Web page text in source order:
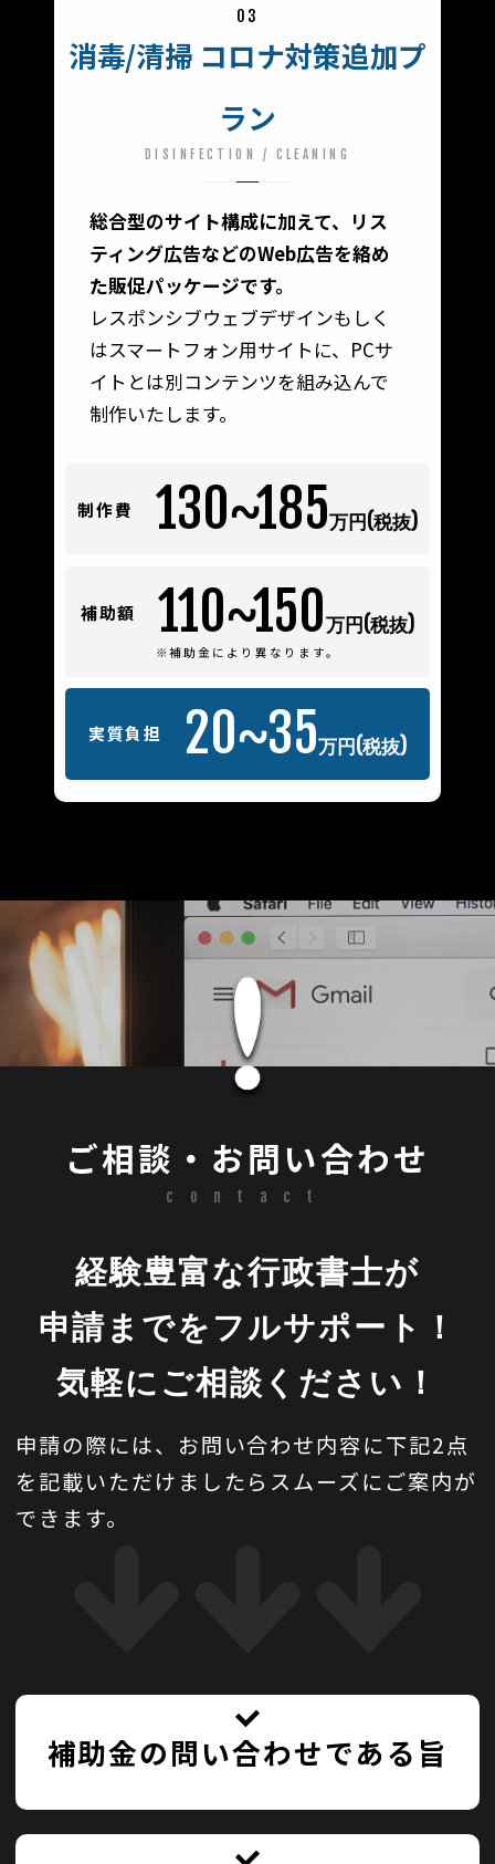
03
消毒/清掃 コロナ対策追加プ
ラン
DISINFECTION / CLEANING
総合型のサイト構成に加えて、リス
ティング広告などのWeb広告を絡め
た販促パッケージです。
レスポンシブウェブデザインもしく
はスマートフォン用サイトに、PCサ
イトとは別コンテンツを組み込んで
制作いたします。
制作費 130~185万円(税抜)
補助額 110~150万円(税抜)
※補助金により異なります。
実質負担 20~35万円(税抜)
ご相談・お問い合わせ
contact
経験豊富な行政書士が
申請までをフルサポート！
気軽にご相談ください！
申請の際には、お問い合わせ内容に下記2点
を記載いただけましたら スムーズにご案内が
できます。
補助金の問い合わせである旨